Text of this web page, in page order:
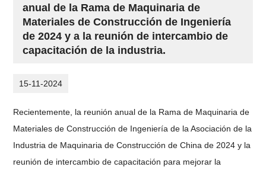
anual de la Rama de Maquinaria de
Materiales de Construcción de Ingeniería
de 2024 y a la reunión de intercambio de
capacitación de la industria.
15-11-2024
Recientemente, la reunión anual de la Rama de Maquinaria de
Materiales de Construcción de Ingeniería de la Asociación de la
Industria de Maquinaria de Construcción de China de 2024 y la
reunión de intercambio de capacitación para mejorar la